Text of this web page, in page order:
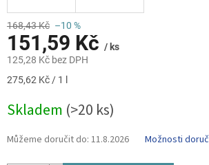
168,43 Kč –10 %
151,59 Kč / ks
125,28 Kč bez DPH
Měrná
275,62 Kč / 1 l
Skladem (>20 ks)
Můžeme doručit do: 11.8.2026 Možnosti